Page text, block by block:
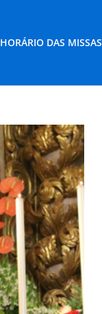
HORÁRIO DAS MISSAS